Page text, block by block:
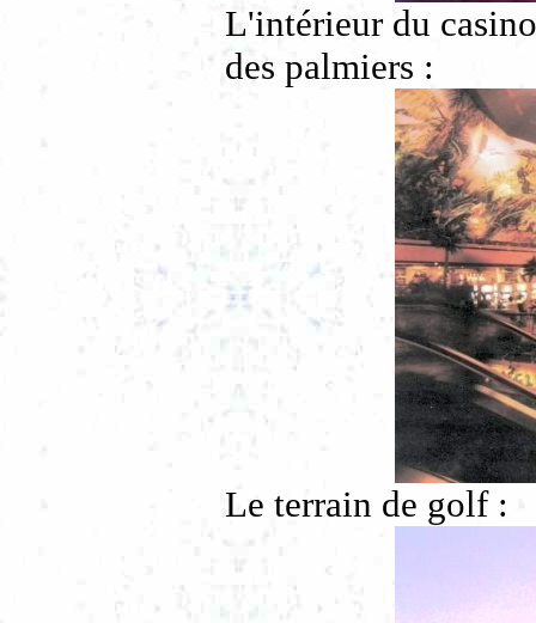
L'intérieur du
des palmiers :
Le terrain de golf :